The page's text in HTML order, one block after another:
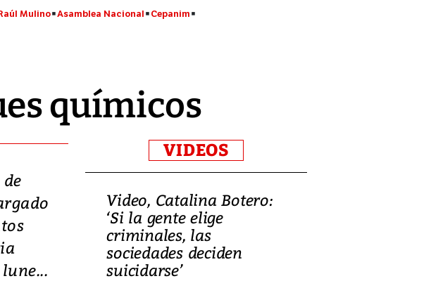
Mulino Asamblea Nacional Cepanim
químicos
VIDEOS
Video, Catalina Botero:
‘Si la gente elige
criminales, las
sociedades deciden
suicidarse’